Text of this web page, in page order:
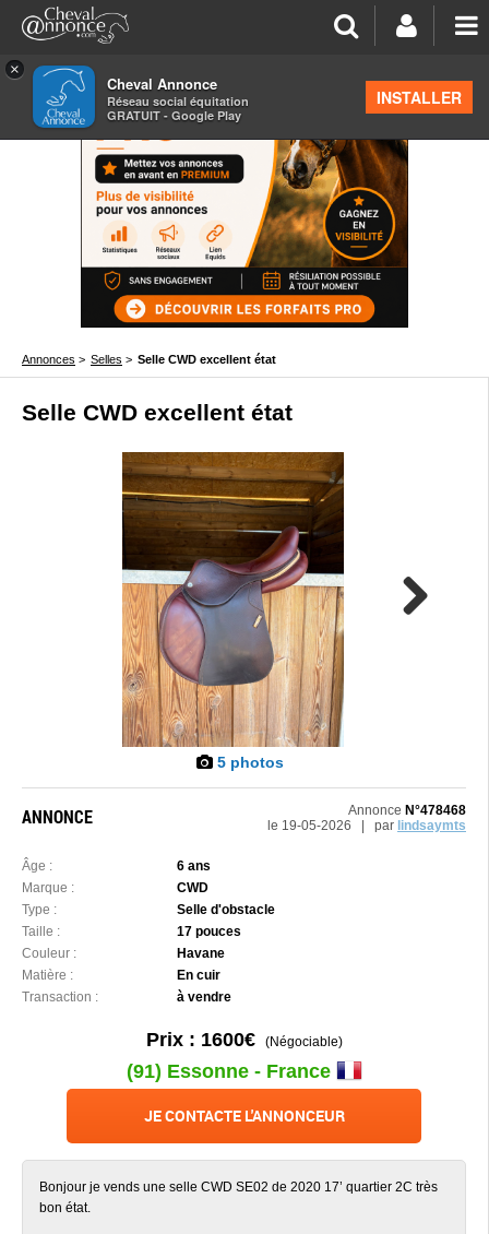
×
Cheval Annonce
Réseau social équitation
GRATUIT - Google Play
INSTALLER
Annonces > Selles > Selle CWD excellent état
Selle CWD excellent état
5 photos
ANNONCE Annonce N°478468
le 19-05-2026 | par lindsaymts
Âge :
6 ans
Marque :
CWD
Type :
Selle d'obstacle
Taille :
17 pouces
Couleur :
Havane
Matière :
En cuir
Transaction :
à vendre
Prix : 1600€(Négociable)
(91) Essonne - France
JE CONTACTE L'ANNONCEUR
Bonjour je vends une selle CWD SE02 de 2020 17’ quartier 2C très
bon état.